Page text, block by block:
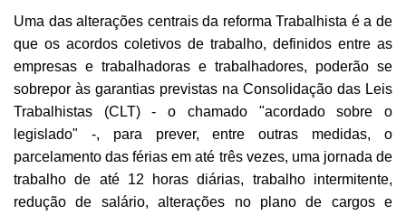
Uma das alterações centrais da reforma Trabalhista é a de
que os acordos coletivos de trabalho, definidos entre as
empresas e trabalhadoras e trabalhadores, poderão se
sobrepor às garantias previstas na Consolidação das Leis
Trabalhistas (CLT) - o chamado "acordado sobre o
legislado" -, para prever, entre outras medidas, o
parcelamento das férias em até três vezes, uma jornada de
trabalho de até 12 horas diárias, trabalho intermitente,
redução de salário, alterações no plano de cargos e